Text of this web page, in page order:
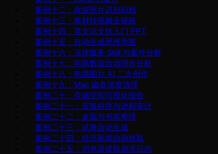
案例十二：收据照片识别归档
案例十三：教材转视频全链路
案例十四：英文论文转入门 PPT
案例十五：自动生成思维导图
案例十六：法律服务 Skill 与案件分析
案例十七：电商数据自动同步分析
案例十八：电商图片 AI 二次创作
案例十九：Mac 磁盘深度清理
案例二十：存储空间可视化报告
案例二十一：安装程序与进程审计
案例二十二：桌面与书签整理
案例二十三：试卷自动生成
案例二十四：经济新闻自动抓取
案例二十五：浏览器提取崩溃日志